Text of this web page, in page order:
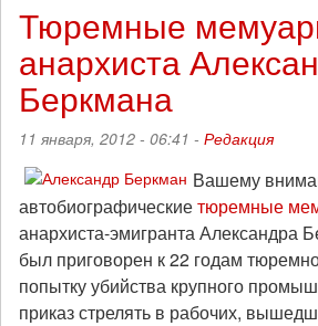
вступление
английскому
изданию
книги
Нестора
«Русская
революция
на
Украине
(март
1917-
апрель
Тюремные
анархиста
Беркмана
11 января, 2012 - 06:41 - Редакция
Вашему
автобиографическиетюремные
анархиста-эмигранта Александра
был приговорен к 22 годам
попытку убийства крупного
приказ стрелять в рабочих,